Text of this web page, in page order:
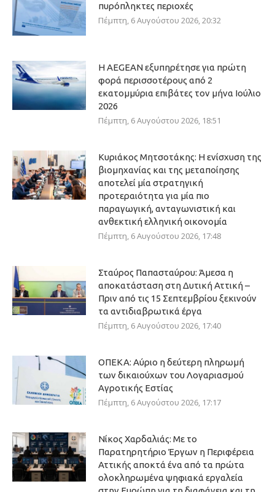
πυρόπληκτες περιοχές
Πέμπτη, 6 Αυγούστου 2026, 20:32
Η AEGEAN εξυπηρέτησε για πρώτη
φορά περισσοτέρους από 2
εκατομμύρια επιβάτες τον μήνα Ιούλιο
2026
Πέμπτη, 6 Αυγούστου 2026, 18:51
Κυριάκος Μητσοτάκης: Η ενίσχυση της
βιομηχανίας και της μεταποίησης
αποτελεί μία στρατηγική
προτεραιότητα για μία πιο
παραγωγική, ανταγωνιστική και
ανθεκτική ελληνική οικονομία
Πέμπτη, 6 Αυγούστου 2026, 17:48
Σταύρος Παπασταύρου: Άμεσα η
αποκατάσταση στη Δυτική Αττική –
Πριν από τις 15 Σεπτεμβρίου ξεκινούν
τα αντιδιαβρωτικά έργα
Πέμπτη, 6 Αυγούστου 2026, 17:40
ΟΠΕΚΑ: Αύριο η δεύτερη πληρωμή
των δικαιούχων του Λογαριασμού
Αγροτικής Εστίας
Πέμπτη, 6 Αυγούστου 2026, 17:17
Νίκος Χαρδαλιάς: Με το
Παρατηρητήριο Έργων η Περιφέρεια
Αττικής αποκτά ένα από τα πρώτα
ολοκληρωμένα ψηφιακά εργαλεία